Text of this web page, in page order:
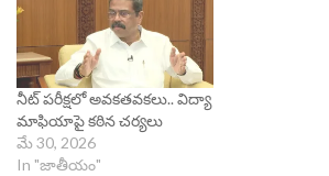
నీట్ పరీక్షలో అవకతవకలు.. విద్యా
మాఫియాపై కఠిన చర్యలు
మే 30, 2026
In "జాతీయం"